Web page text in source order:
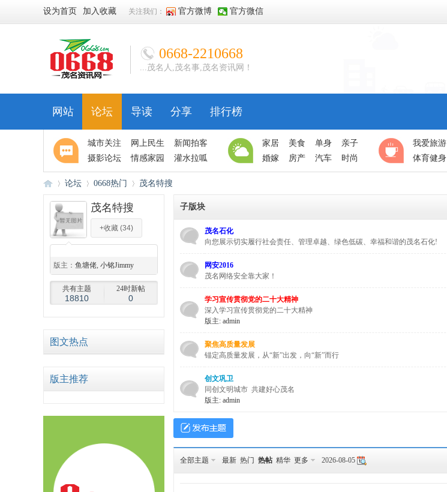
设为首页 加入收藏 关注我们： 官方微博 官方微信
0668-2210668
...茂名人,茂名事,茂名资讯网！
网站 论坛 导读 分享 排行榜
城市关注 网上民生
新闻拍客
摄影论坛
情感家园 灌水拉呱
家居 美食 单身
亲子
婚嫁
房产 汽车 时尚
我爱旅游
体育健身
06
68
»
论坛 0668热门 茂名特搜
茂名特搜
+收藏 (34)
版主： 鱼塘佬, 小铭Jimmy
◆
◆
共有主题
18810
24时新帖
0
图文热点
版主推荐
子版块
茂名石化
向您展示切实履行社会责任、管理卓越、绿色低碳、幸福和谐的茂名石化!
网安2016
茂名网络安全靠大家！
学习宣传贯彻党的二十大精神
深入学习宣传贯彻党的二十大精神
版主: admin
聚焦高质量发展
锚定高质量发展，从“新”出发，向“新”而行
创文巩卫
同创文明城市 共建好心茂名
版主: admin
全部主题 最新 热门 热帖 精华 更多 2026-08-05